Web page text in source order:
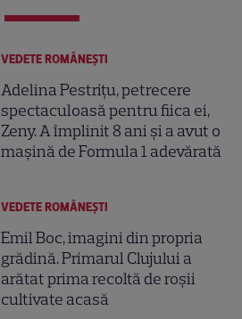
VEDETE ROMÂNEŞTI
Adelina Pestrițu, petrecere
spectaculoasă pentru fiica ei,
Zeny. A împlinit 8 ani și a avut o
mașină de Formula 1 adevărată
VEDETE ROMÂNEŞTI
Emil Boc, imagini din propria
grădină. Primarul Clujului a
arătat prima recoltă de roșii
cultivate acasă